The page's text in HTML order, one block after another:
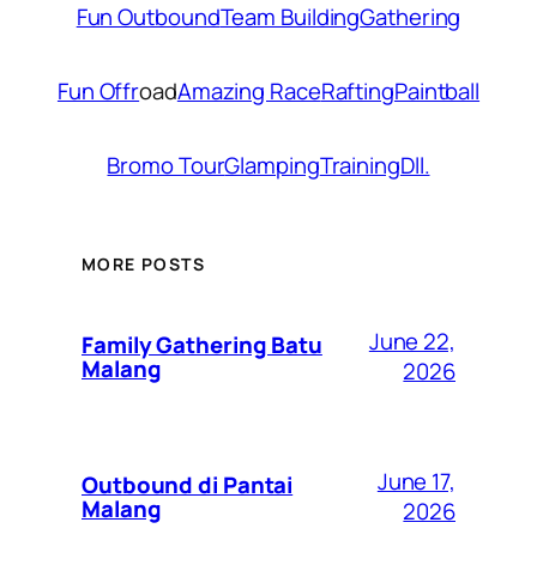
Fun OutboundTeam BuildingGathering
Fun OffroadAmazing RaceRaftingPaintball
Bromo TourGlampingTrainingDll.
MORE POSTS
Family Gathering Batu
Malang
June 22,
2026
Outbound di Pantai
Malang
June 17,
2026